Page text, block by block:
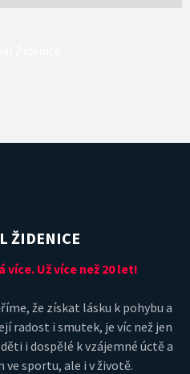
ŽIDENICE
Už více než 20 let!
že získat lásku k pohybu a
radost i smutek, je víc než jen
i dospělé k vzájemné úctě a
sportu, ale i v životě.